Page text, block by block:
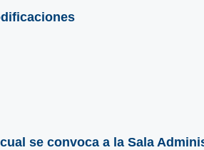
se convoca a la Sala